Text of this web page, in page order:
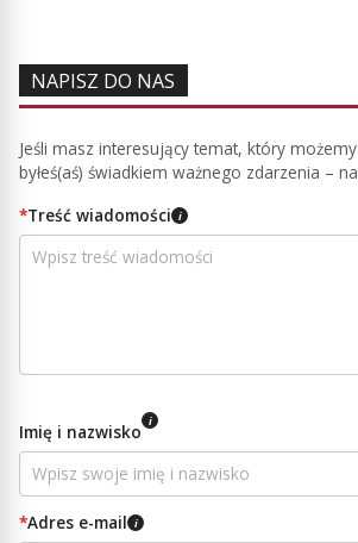
NAPISZ DO NAS
Jeśli masz interesujący temat, który
byłeś(aś) świadkiem ważnego zdarzenia –
*Treść wiadomości i
Imię i nazwisko i
*Adres e-mail i